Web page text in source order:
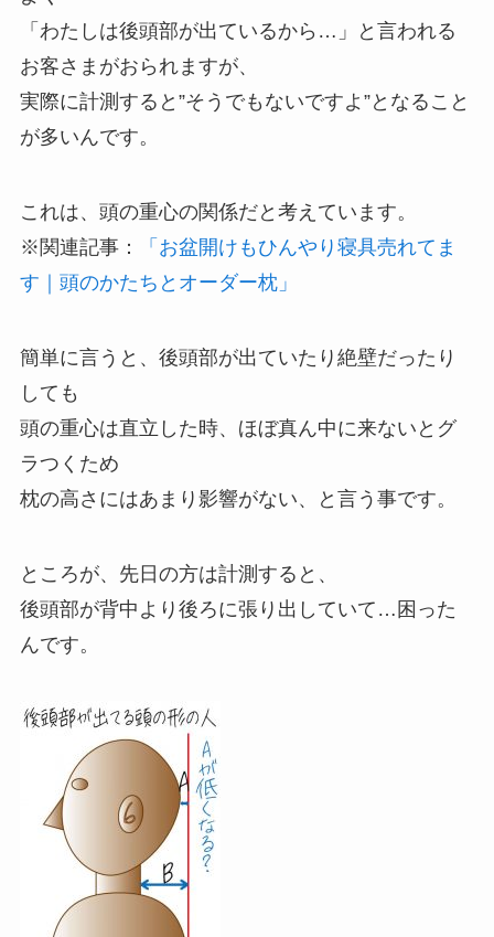
「わたしは後頭部が出ているから…」と言われる
お客さまがおられますが、
実際に計測すると”そうでもないですよ”となること
が多いんです。
これは、頭の重心の関係だと考えています。
※関連記事：
「お盆開けもひんやり寝具売れてま
す｜頭のかたちとオーダー枕」
簡単に言うと、後頭部が出ていたり絶壁だったり
しても
頭の重心は直立した時、ほぼ真ん中に来ないとグ
ラつくため
枕の高さにはあまり影響がない、と言う事です。
ところが、先日の方は計測すると、
後頭部が背中より後ろに張り出していて…困った
んです。